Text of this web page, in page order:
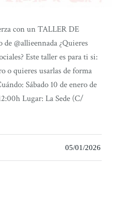
con un TALLER DE
de @allieennada ¿Quieres
Este taller es para ti si:
o quieres usarlas de forma
Sábado 10 de enero de
Lugar: La Sede (C/
05/01/2026